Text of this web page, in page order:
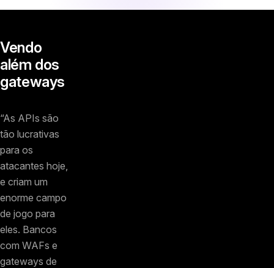
Vendo
além dos
gateways
“As APIs são
tão lucrativas
para os
atacantes hoje,
e criam um
enorme campo
de jogo para
eles. Bancos
com WAFs e
gateways de